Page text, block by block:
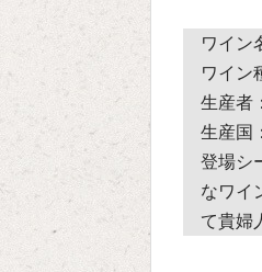
ワイン
ワイン
生産者
生産国
登場シ
なワイ
て貴婦